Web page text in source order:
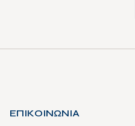
ΕΠΙΚΟΙΝΩΝΙΑ